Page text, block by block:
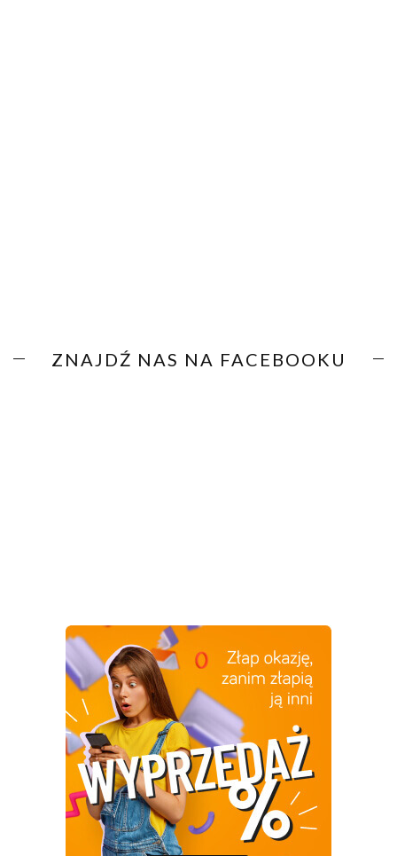
ZNAJDŹ NAS NA FACEBOOKU